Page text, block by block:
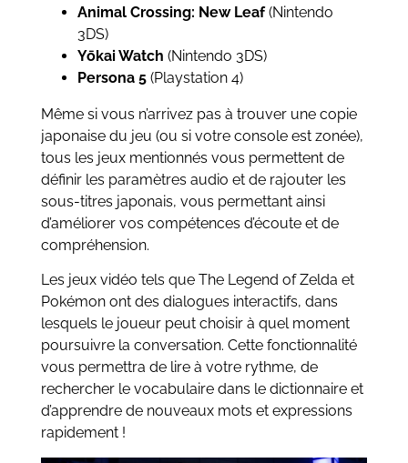
Animal Crossing: New Leaf(Nintendo
3DS)
Yōkai Watch (Nintendo 3DS)
Persona 5(Playstation 4)
Même si vous n’arrivez pas à trouver une copie
japonaise du jeu (ou si votre console est zonée),
tous les jeux mentionnés vous permettent de
définir les paramètres audio et de rajouter les
sous-titres japonais, vous permettant ainsi
d’améliorer vos compétences d’écoute et de
compréhension.
Les jeux vidéo tels que The Legend of Zelda et
Pokémon ont des dialogues interactifs, dans
lesquels le joueur peut choisir à quel moment
poursuivre la conversation. Cette fonctionnalité
vous permettra de lire à votre rythme, de
rechercher le vocabulaire dans le dictionnaire et
d’apprendre de nouveaux mots et expressions
rapidement !